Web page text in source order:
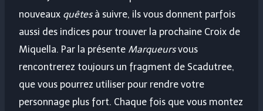
nouveaux quêtesà suivre, ils vous donnent parfois
aussi des indices pour trouver la prochaine Croix de
Miquella. Par la présente Marqueursvous
rencontrerez toujours un fragment de Scadutree,
que vous pourrez utiliser pour rendre votre
personnage plus fort. Chaque fois que vous montez